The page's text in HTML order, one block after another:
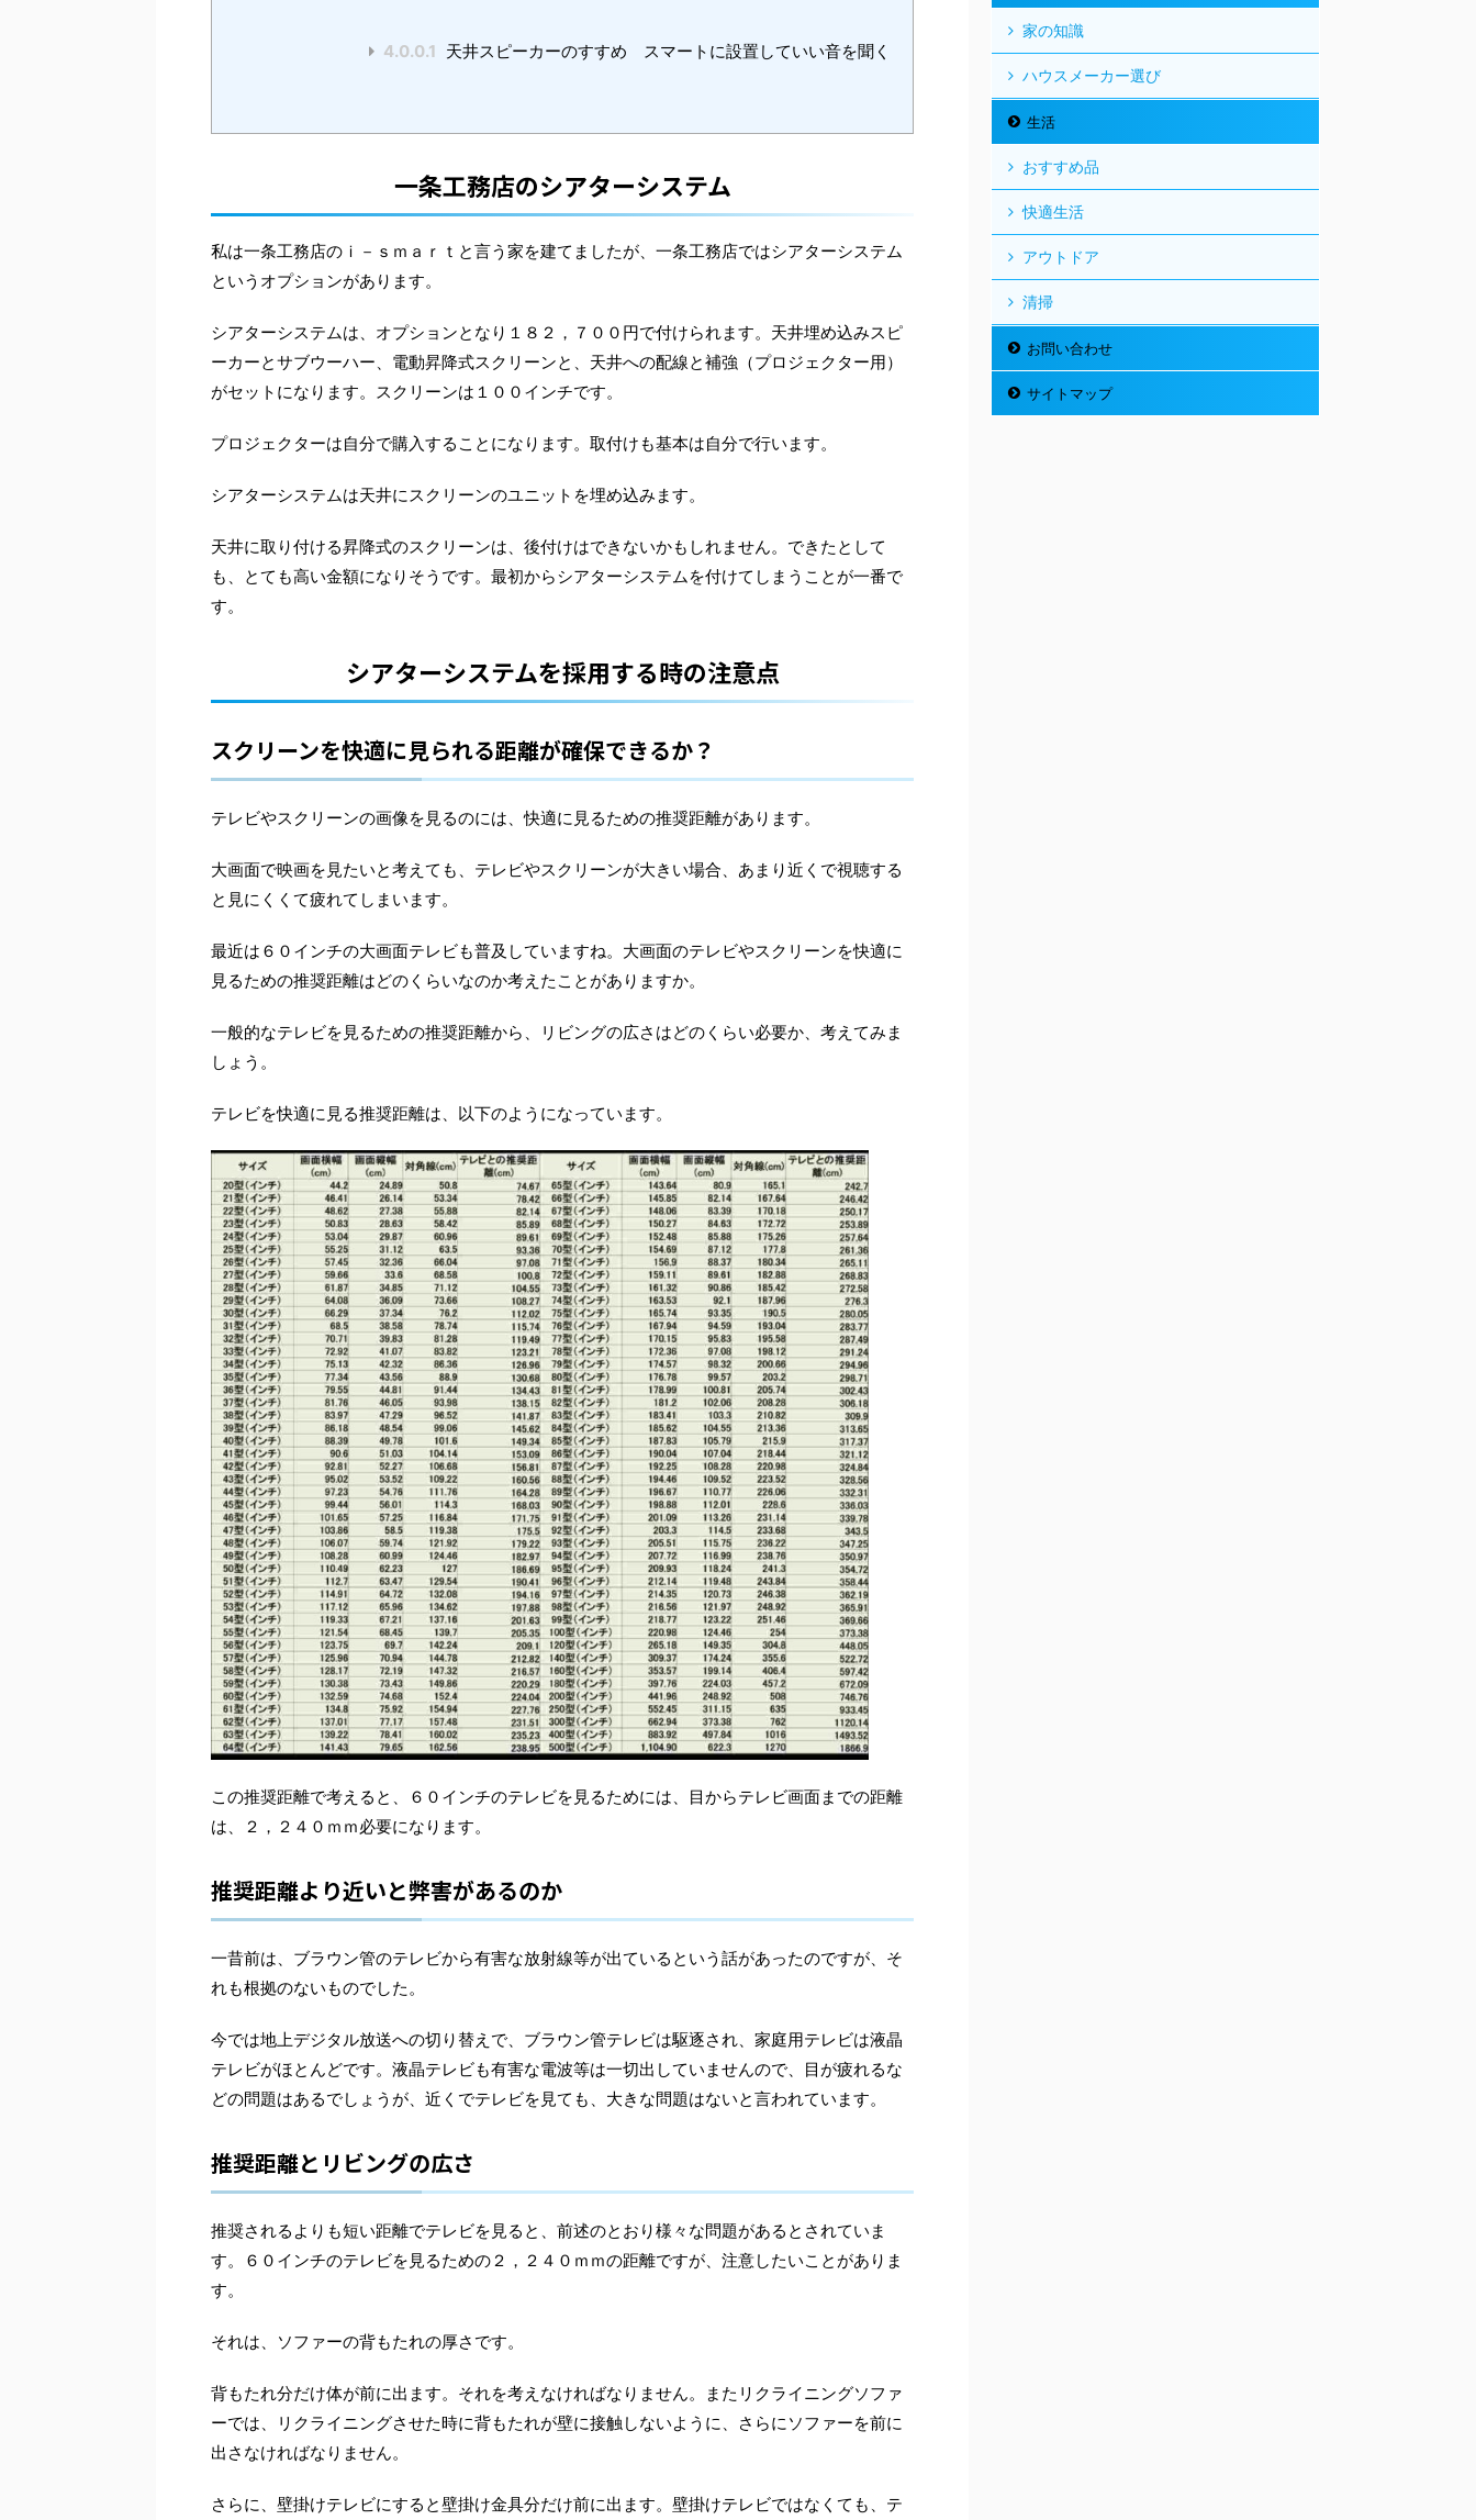
4.0.0.1 天井スピーカーのすすめ スマートに設置していい音を聞く
一条工務店のシアターシステム
私は一条工務店のｉ－ｓｍａｒｔと言う家を建てましたが、一条工務店ではシアターシステム
というオプションがあります。
シアターシステムは、オプションとなり１８２，７００円で付けられます。天井埋め込みスピ
ーカーとサブウーハー、電動昇降式スクリーンと、天井への配線と補強（プロジェクター用）
がセットになります。スクリーンは１００インチです。
プロジェクターは自分で購入することになります。取付けも基本は自分で行います。
シアターシステムは天井にスクリーンのユニットを埋め込みます。
天井に取り付ける昇降式のスクリーンは、後付けはできないかもしれません。できたとして
も、とても高い金額になりそうです。最初からシアターシステムを付けてしまうことが一番で
す。
シアターシステムを採用する時の注意点
スクリーンを快適に見られる距離が確保できるか？
テレビやスクリーンの画像を見るのには、快適に見るための推奨距離があります。
大画面で映画を見たいと考えても、テレビやスクリーンが大きい場合、あまり近くで視聴する
と見にくくて疲れてしまいます。
最近は６０インチの大画面テレビも普及していますね。大画面のテレビやスクリーンを快適に
見るための推奨距離はどのくらいなのか考えたことがありますか。
一般的なテレビを見るための推奨距離から、リビングの広さはどのくらい必要か、考えてみま
しょう。
テレビを快適に見る推奨距離は、以下のようになっています。
この推奨距離で考えると、６０インチのテレビを見るためには、目からテレビ画面までの距離
は、２，２４０ｍｍ必要になります。
推奨距離より近いと弊害があるのか
一昔前は、ブラウン管のテレビから有害な放射線等が出ているという話があったのですが、そ
れも根拠のないものでした。
今では地上デジタル放送への切り替えで、ブラウン管テレビは駆逐され、家庭用テレビは液晶
テレビがほとんどです。液晶テレビも有害な電波等は一切出していませんので、目が疲れるな
どの問題はあるでしょうが、近くでテレビを見ても、大きな問題はないと言われています。
推奨距離とリビングの広さ
推奨されるよりも短い距離でテレビを見ると、前述のとおり様々な問題があるとされていま
す。６０インチのテレビを見るための２，２４０ｍｍの距離ですが、注意したいことがありま
す。
それは、ソファーの背もたれの厚さです。
背もたれ分だけ体が前に出ます。それを考えなければなりません。またリクライニングソファ
ーでは、リクライニングさせた時に背もたれが壁に接触しないように、さらにソファーを前に
出さなければなりません。
さらに、壁掛けテレビにすると壁掛け金具分だけ前に出ます。壁掛けテレビではなくても、テ
家の知識
ハウスメーカー選び
生活
おすすめ品
快適生活
アウトドア
清掃
お問い合わせ
サイトマップ